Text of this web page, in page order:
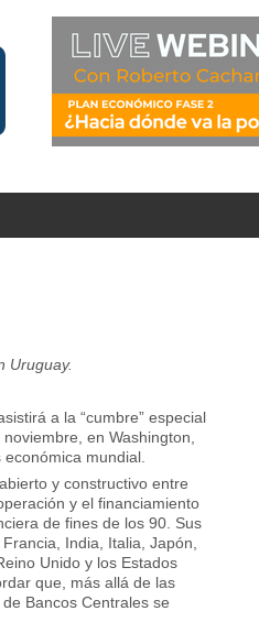
Uruguay.
a la “cumbre” especial
en Washington,
mundial.
y constructivo entre
y el financiamiento
de fines de los 90. Sus
India, Italia, Japón,
Unido y los Estados
que, más allá de las
Bancos Centrales se